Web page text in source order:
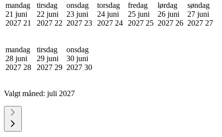
mandag
21 juni
2027 21
tirsdag
22 juni
2027 22
onsdag
23 juni
2027 23
torsdag
24 juni
2027 24
fredag
25 juni
2027 25
lørdag
26 juni
2027 26
søndag
27 juni
2027 27
mandag
28 juni
2027 28
tirsdag
29 juni
2027 29
onsdag
30 juni
2027 30
Valgt måned: juli 2027